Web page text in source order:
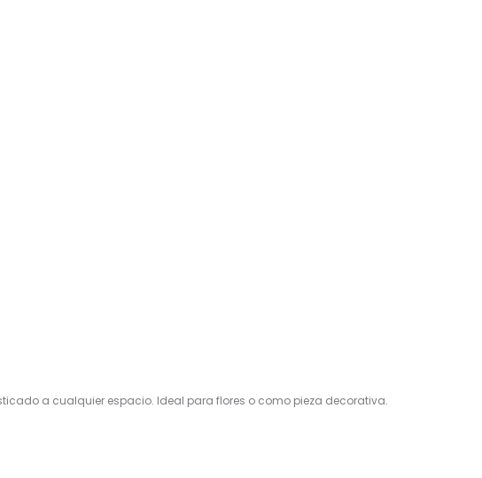
a cualquier espacio. Ideal para flores o como pieza decorativa.